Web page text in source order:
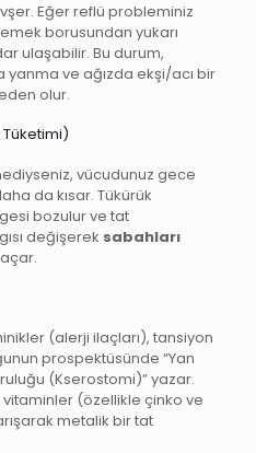
Eğer reflü probleminiz
borusundan yukarı
ulaşabilir. Bu durum,
ve ağızda ekşi/acı bir
olur.
vücudunuz gece
da kısar. Tükürük
bozulur ve tat
değişerek sabahları
(alerji ilaçları), tansiyon
prospektüsünde “Yan
(Kserostomi)” yazar.
vitaminler (özellikle çinko ve
metalik bir tat